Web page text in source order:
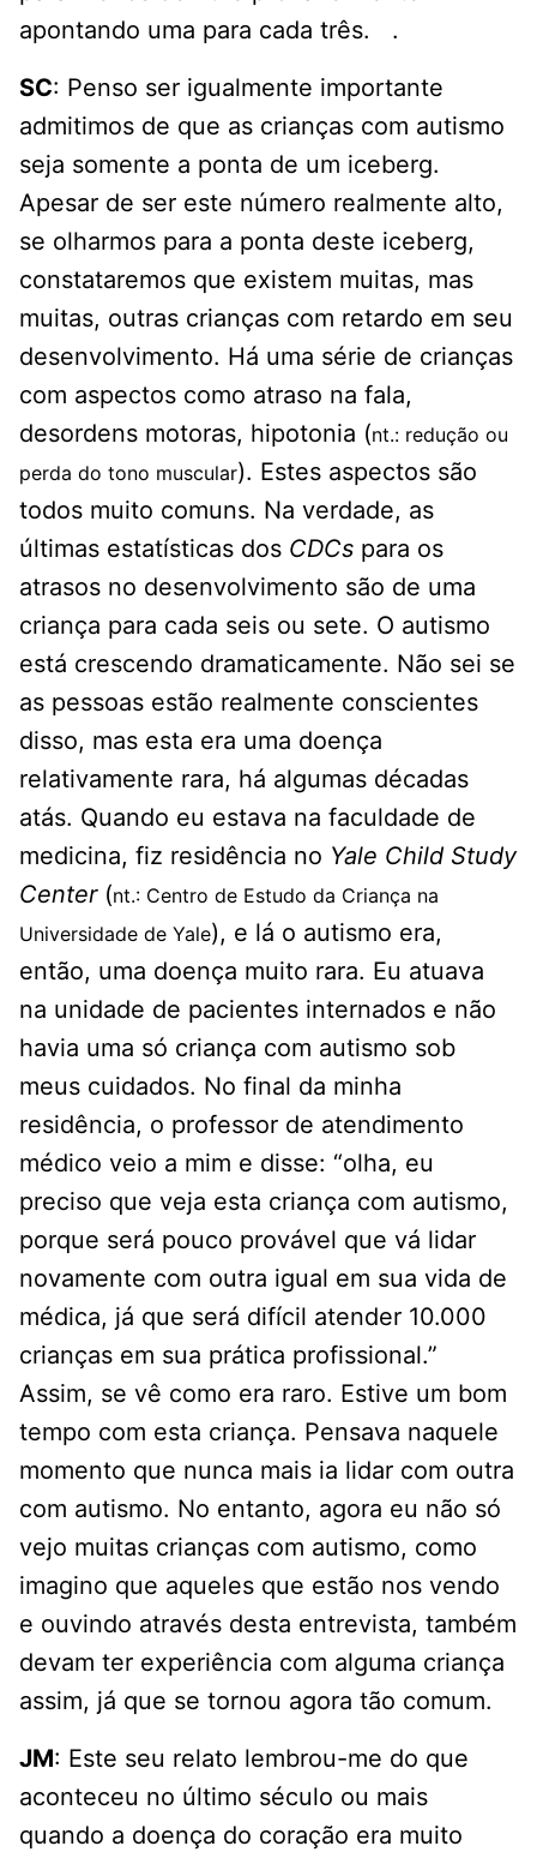
apontando uma para cada três. .
SC: Penso ser igualmente importante
admitimos de que as crianças com autismo
seja somente a ponta de um iceberg.
Apesar de ser este número realmente alto,
se olharmos para a ponta deste iceberg,
constataremos que existem muitas, mas
muitas, outras crianças com retardo em seu
desenvolvimento. Há uma série de crianças
com aspectos como atraso na fala,
desordens motoras, hipotonia (nt.: redução ou
perda do tono muscular). Estes aspectos são
todos muito comuns. Na verdade, as
últimas estatísticas dos CDCs para os
atrasos no desenvolvimento são de uma
criança para cada seis ou sete. O autismo
está crescendo dramaticamente. Não sei se
as pessoas estão realmente conscientes
disso, mas esta era uma doença
relativamente rara, há algumas décadas
atás. Quando eu estava na faculdade de
medicina, fiz residência no Yale Child Study
Center (nt.: Centro de Estudo da Criança na
Universidade de Yale), e lá o autismo era,
então, uma doença muito rara. Eu atuava
na unidade de pacientes internados e não
havia uma só criança com autismo sob
meus cuidados. No final da minha
residência, o professor de atendimento
médico veio a mim e disse: “olha, eu
preciso que veja esta criança com autismo,
porque será pouco provável que vá lidar
novamente com outra igual em sua vida de
médica, já que será difícil atender 10.000
crianças em sua prática profissional.”
Assim, se vê como era raro. Estive um bom
tempo com esta criança. Pensava naquele
momento que nunca mais ia lidar com outra
com autismo. No entanto, agora eu não só
vejo muitas crianças com autismo, como
imagino que aqueles que estão nos vendo
e ouvindo através desta entrevista, também
devam ter experiência com alguma criança
assim, já que se tornou agora tão comum.
JM: Este seu relato lembrou-me do que
aconteceu no último século ou mais
quando a doença do coração era muito